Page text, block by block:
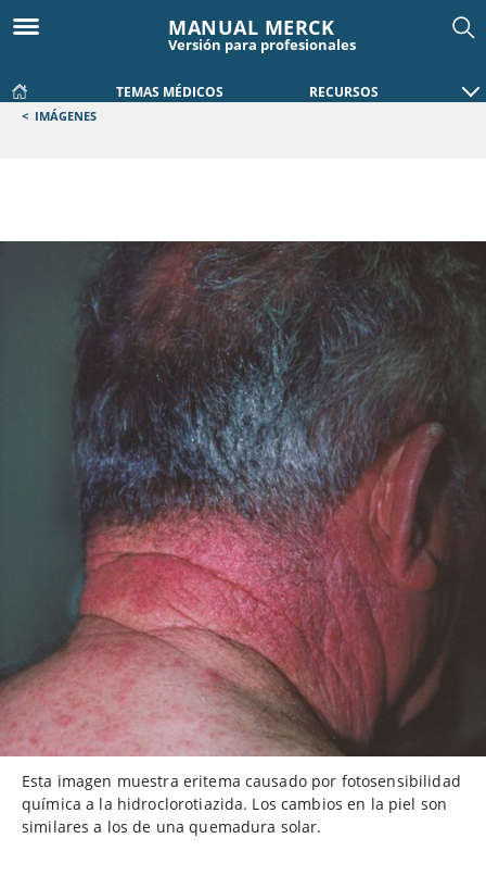
MANUAL MERCK
Versión para profesionales
TEMAS MÉDICOS RECURSOS
< IMÁGENES
Esta imagen muestra eritema causado por fotosensibilidad
química a la hidroclorotiazida. Los cambios en la piel son
similares a los de una quemadura solar.